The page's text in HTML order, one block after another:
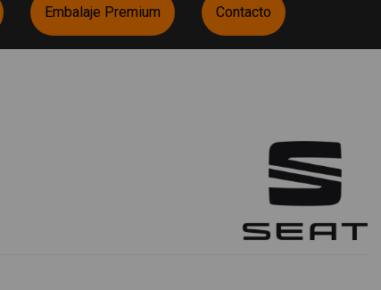
Embalaje Premium Contacto